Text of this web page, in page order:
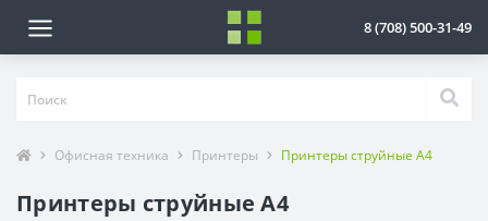
8 (708) 500-31-49
Офисная техника Принтеры Принтеры струйные А4
Принтеры струйные А4